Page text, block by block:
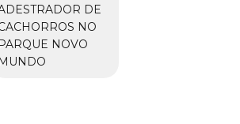
DE
NO
PARQUE NOVO
MUNDO